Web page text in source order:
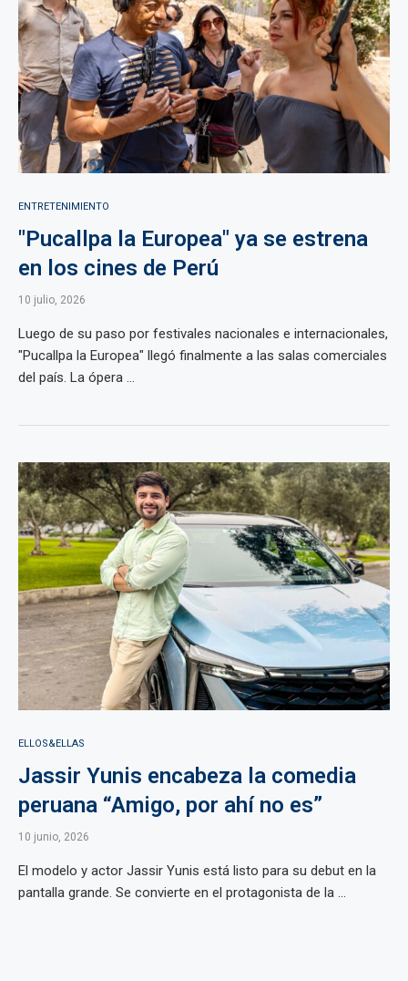
ENTRETENIMIENTO
"Pucallpa la Europea" ya se estrena
en los cines de Perú
10 julio, 2026
Luego de su paso por festivales nacionales e internacionales,
"Pucallpa la Europea" llegó finalmente a las salas comerciales
del país. La ópera ...
ELLOS&ELLAS
Jassir Yunis encabeza la comedia
peruana “Amigo, por ahí no es”
10 junio, 2026
El modelo y actor Jassir Yunis está listo para su debut en la
pantalla grande. Se convierte en el protagonista de la ...